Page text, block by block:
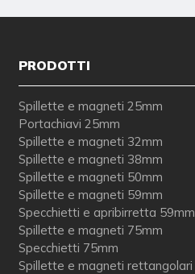
PRODOTTI
Spillette e magneti 25mm
Portachiavi 25mm
Spillette e magneti 32mm
Spillette e magneti 38mm
Spillette e magneti 50mm
Spillette e magneti 59mm
Specchietti e apribirretta 59mm
Spillette e magneti 75mm
Specchietti 75mm
Spillette e magneti rettangolari